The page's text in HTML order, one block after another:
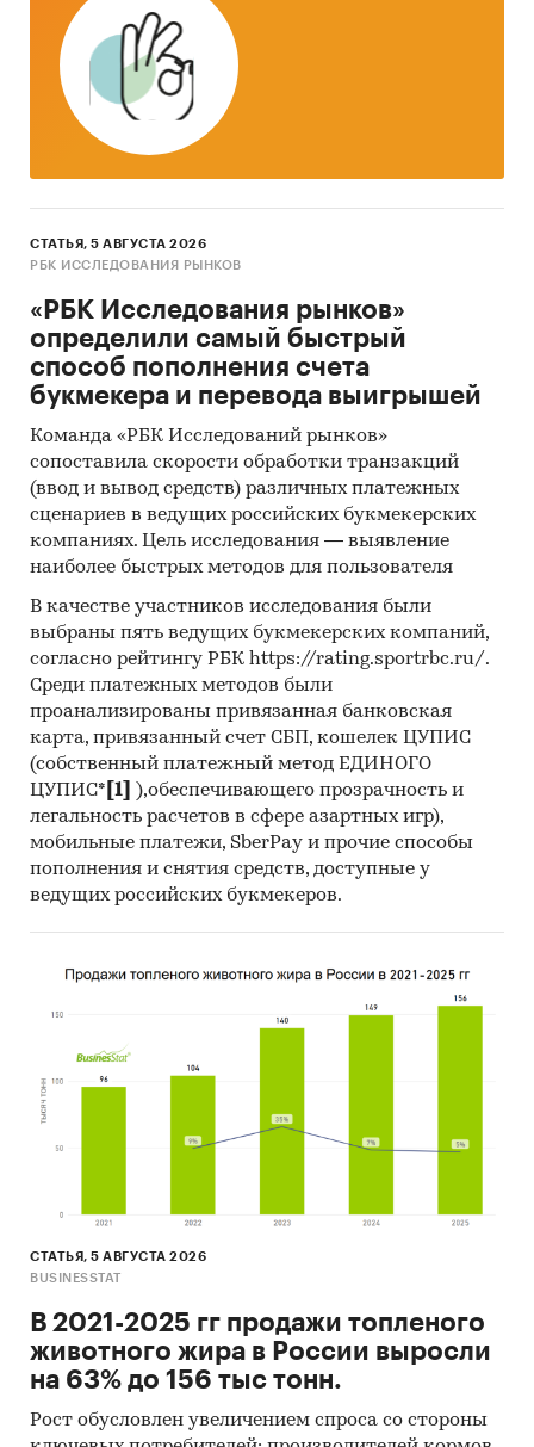
- Инфляции / индексу потребительских цен на
товар/услугуили наиболее близкие товары/
услуги
- Объему розничных продаж услуг в
фактических и сопоставимых ценах
- Объему розничных продаж
продовольственных товаров в фактических и
сопоставимых ценах
непродовольственных товаров в фактических
и сопоставимых ценах
Изучаемая категория:
В категорию "сухари и сухарные изделия"
входят суммарно (без сегментации по видам):
сухари, хрустящие хлебцы, гренки, тосты и
другие подобные изделия
О компании:
Компания «Экспресс-Обзор» – с 2005 года на
рынке готовых исследований. Исследования,
проведенные специалистами «Экспресс-
Обзор», дают возможность в сжатом виде
получить основную информацию и общее
представление о ситуации на рынке.
Полученные в ходе исследования оценки
независимы и объективны.
В портфеле компании более 2000 регулярно
обновляемых исследований.
Промышленность
Продукты питания /
Россия
СТАТЬЯ, 5 АВГУСТА 2026
РБК ИССЛЕДОВАНИЯ РЫНКОВ
«РБК Исследования рынков»
определили самый быстрый
способ пополнения счета
букмекера и перевода выигрышей
Команда «РБК Исследований рынков»
сопоставила скорости обработки транзакций
(ввод и вывод средств) различных платежных
сценариев в ведущих российских букмекерских
компаниях. Цель исследования — выявление
наиболее быстрых методов для пользователя
В качестве участников исследования были
выбраны пять ведущих букмекерских компаний,
согласно рейтингу РБК https://rating.sportrbc.ru/.
Среди платежных методов были
проанализированы привязанная банковская
карта, привязанный счет СБП, кошелек ЦУПИС
(собственный платежный метод ЕДИНОГО
ЦУПИС* [1]
),обеспечивающего прозрачность и
легальность расчетов в сфере азартных игр),
мобильные платежи, SberPay и прочие способы
пополнения и снятия средств, доступные у
ведущих российских букмекеров.
СТАТЬЯ, 5 АВГУСТА 2026
BUSINESSTAT
В 2021-2025 гг продажи топленого
животного жира в России выросли
на 63% до 156 тыс тонн.
Рост обусловлен увеличением спроса со стороны